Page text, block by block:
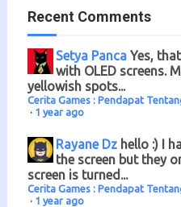
Recent Comments
Setya Panca Yes,
with OLED screens.
yellowish spots...
Cerita Games : Pendapat
· 1 year ago
Rayane Dz hello :) I
the screen but they
screen is turned...
Cerita Games : Pendapat
· 1 year ago